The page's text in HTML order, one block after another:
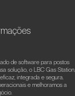
de software para postos
solução, o LBC Gas Station,
integrada e segura.
e melhoramos a